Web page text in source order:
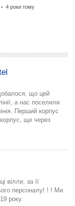
• 4 роки тому
що цей
а нас поселили
Перший корпус
ще через
вілли, за її
персоналу! ! ! Ми
року.